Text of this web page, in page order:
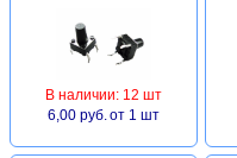
В наличии: 12 шт
6,00 руб. от 1 шт